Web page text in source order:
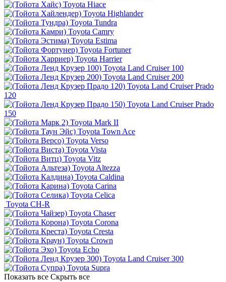
Toyota Hiace
Toyota Highlander
Toyota Tundra
Toyota Camry
Toyota Estima
Toyota Fortuner
Toyota Harrier
Toyota Land Cruiser 100
Toyota Land Cruiser 200
Toyota Land Cruiser Prado
120
Toyota Land Cruiser Prado
150
Toyota Mark II
Toyota Town Ace
Toyota Verso
Toyota Vista
Toyota Vitz
Toyota Altezza
Toyota Caldina
Toyota Carina
Toyota Celica
Toyota CH-R
Toyota Chaser
Toyota Corona
Toyota Cresta
Toyota Crown
Toyota Echo
Toyota Land Cruiser 300
Toyota Supra
Показать все Скрыть все